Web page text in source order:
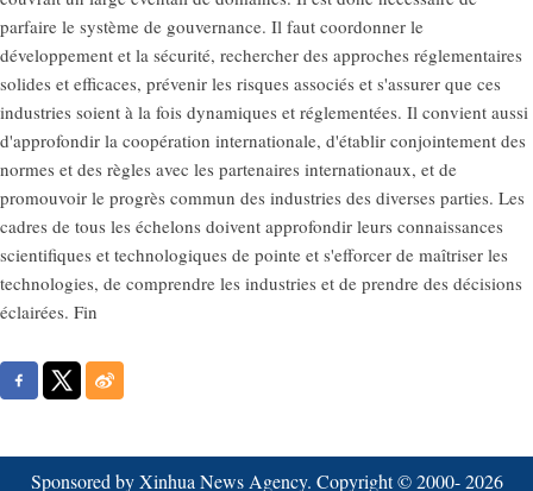
parfaire le système de gouvernance. Il faut coordonner le
développement et la sécurité, rechercher des approches réglementaires
solides et efficaces, prévenir les risques associés et s'assurer que ces
industries soient à la fois dynamiques et réglementées. Il convient aussi
d'approfondir la coopération internationale, d'établir conjointement des
normes et des règles avec les partenaires internationaux, et de
promouvoir le progrès commun des industries des diverses parties. Les
cadres de tous les échelons doivent approfondir leurs connaissances
scientifiques et technologiques de pointe et s'efforcer de maîtriser les
technologies, de comprendre les industries et de prendre des décisions
éclairées. Fin
Sponsored by Xinhua News Agency. Copyright © 2000-2026